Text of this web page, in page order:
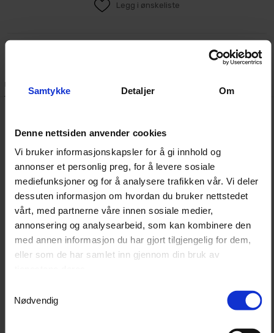
Samtykke Detaljer Om
Denne nettsiden anvender cookies
Vi bruker informasjonskapsler for å gi innhold og
annonser et personlig preg, for å levere sosiale
mediefunksjoner og for å analysere trafikken vår. Vi deler
dessuten informasjon om hvordan du bruker nettstedet
vårt, med partnerne våre innen sosiale medier,
annonsering og analysearbeid, som kan kombinere den
med annen informasjon du har gjort tilgjengelig for dem,
eller som de har samlet inn gjennom din bruk av
Nødvendig
Legg i ønskeliste
Beskrivelse
Chemical Guys InnerClean er en rask og effektiv
interiørrens for bilens innvendige flater. Den spesielle
sammensetningen gjør det enkelt å fjerne skitt, støv og
fett, samtidig som den gjenoppretter den opprinnelige
glansen uten å etterlate skjolder eller striper.
Produktet egner seg godt for rengjøring og fornying av
dashbord, dørpaneler, ratt, vinyl og LCD-skjermer i én
operasjon. InnerClean har en forbedret antistatisk
InnerClean gir også UV-beskyttelse til dashbord, paneler